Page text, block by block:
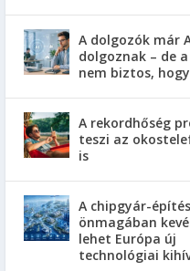
A dolgozók már
dolgoznak – de
nem biztos,
A rekordhőség
teszi az
is
A chipgyár-építés
önmagában
lehet Európa új
technológiai